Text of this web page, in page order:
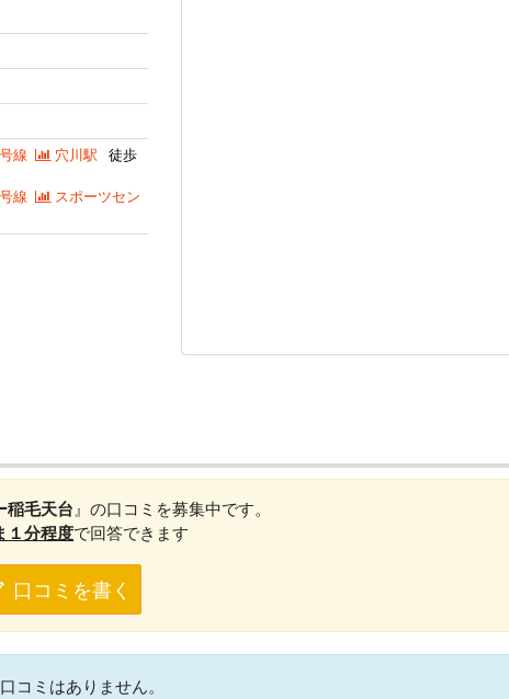
線 穴川駅 徒歩
線
スポーツセン
稲毛天台 』の口コミを募集中です。
１分程度で回答できます
口コミを書く
コミはありません。